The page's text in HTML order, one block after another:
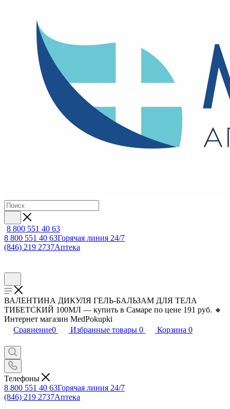
8 800 551 40 63
8 800 551 40 63Горячая линия 24/7
(846) 219 2737Аптека
ВАЛЕНТИНА ДИКУЛЯ ГЕЛЬ-БАЛЬЗАМ ДЛЯ ТЕЛА
ТИБЕТСКИЙ 100МЛ — купить в Самаре по цене 191 руб. 🔸
Интернет магазин MedPokupki
Сравнение0 Избранные товары 0 Корзина 0
Телефоны
8 800 551 40 63Горячая линия 24/7
(846) 219 2737Аптека